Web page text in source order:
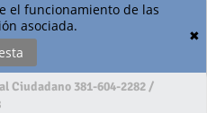
el funcionamiento de las
asociada.
✖
Ciudadano 381-604-2282 /